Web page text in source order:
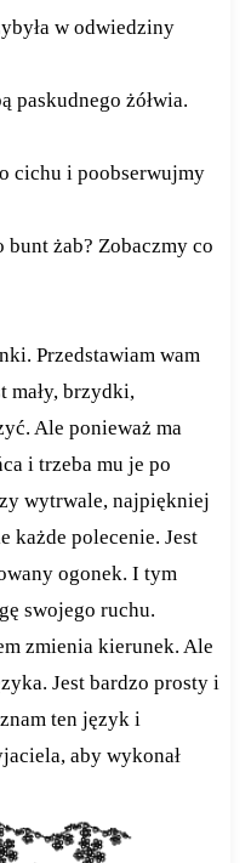
w odwiedziny
paskudnego żółwia.
cichu i poobserwujmy
żab? Zobaczmy co
Przedstawiam wam
mały, brzydki,
Ale ponieważ ma
i trzeba mu je po
wytrwale, najpiękniej
każde polecenie. Jest
ogonek. I tym
swojego ruchu.
zmienia kierunek. Ale
Jest bardzo prosty i
ten język i
aby wykonał